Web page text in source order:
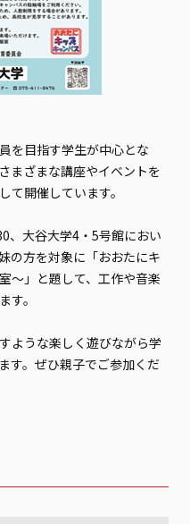
を目指す学生が中心とな
まざまな講座やイベントを
て開催しています。
、大谷大学4・5号館におい
の方を対象に「おおたにキ
～」と題して、工作や音楽
す。
ような楽しく遊びながら学
す。ぜひ親子でご参加くだ